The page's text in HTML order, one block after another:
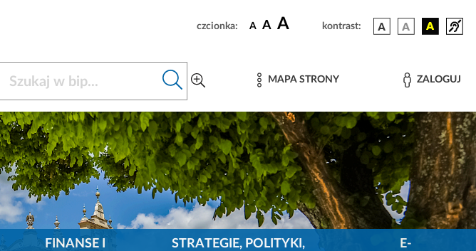
czcionka: A A A kontrast:
MAPA STRONY ZALOGUJ
FINANSE I
STRATEGIE, POLITYKI,
E-